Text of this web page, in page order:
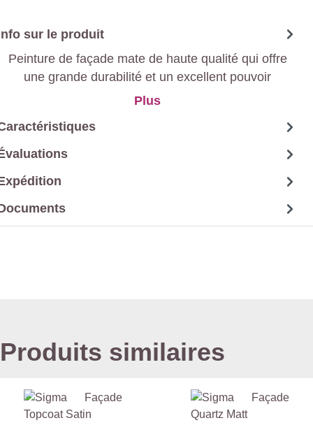
sur le produit
Peinture de façade mate de haute qualité qui offre
une grande durabilité et un excellent pouvoir
couvrant. Protège contre les intempéries et donne
Plus
Produits similaires